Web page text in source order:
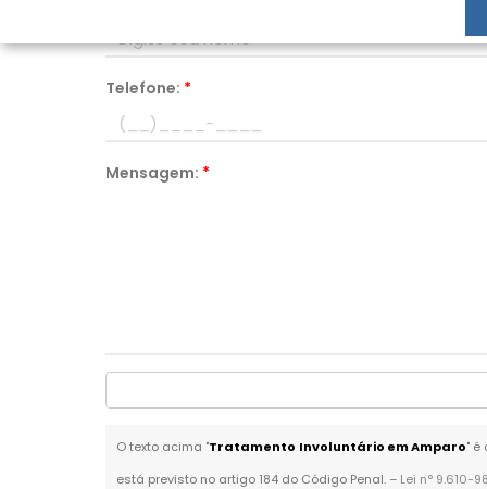
Telefone: *
Mensagem: *
O texto acima "Tratamento Involuntário em Amparo" é
está previsto no artigo 184 do Código Penal. – Lei n° 9.610-